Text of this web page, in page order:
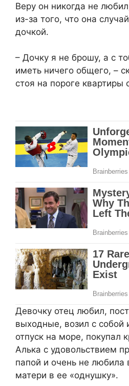
Веру он никогда не
из-за того, что она
дочкой.
– Дочку я не брошу, а с
иметь ничего общего, –
стоя на пороге квартиры
Девочку отец любил,
выходные, возил с собой
отпуск на море, покупал
Алька с удовольствием
папой и очень не любила
матери в ее «однушку».